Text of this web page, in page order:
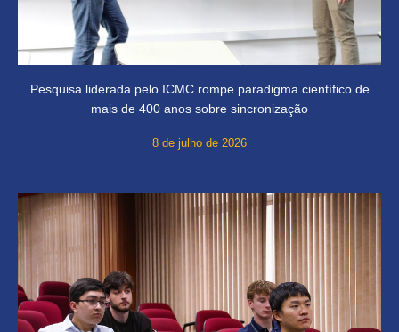
Pesquisa liderada pelo ICMC rompe paradigma científico de
mais de 400 anos sobre sincronização
8 de julho de 2026